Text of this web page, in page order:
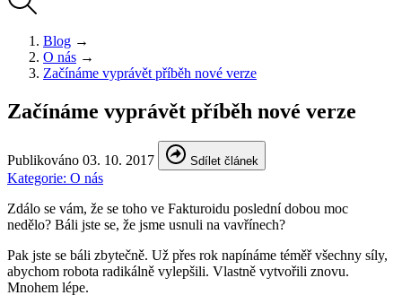
Blog →
O nás →
Začínáme vyprávět příběh nové verze
Začínáme vyprávět příběh nové verze
Publikováno 03. 10. 2017 Sdílet článek
Kategorie: O nás
Zdálo se vám, že se toho ve Fakturoidu poslední dobou moc
nedělo? Báli jste se, že jsme usnuli na vavřínech?
Pak jste se báli zbytečně. Už přes rok napínáme téměř všechny síly,
abychom robota radikálně vylepšili. Vlastně vytvořili znovu.
Mnohem lépe.